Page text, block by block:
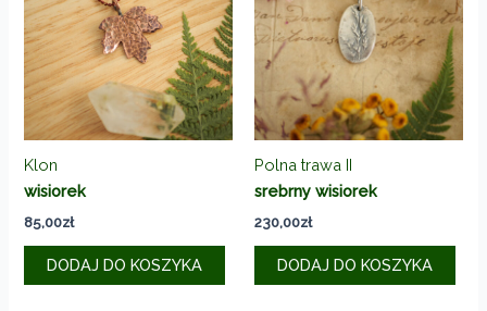
Klon
wisiorek
85,00zł
DODAJ DO KOSZYKA
Polna trawa II
srebrny wisiorek
230,00zł
DODAJ DO KOSZYKA